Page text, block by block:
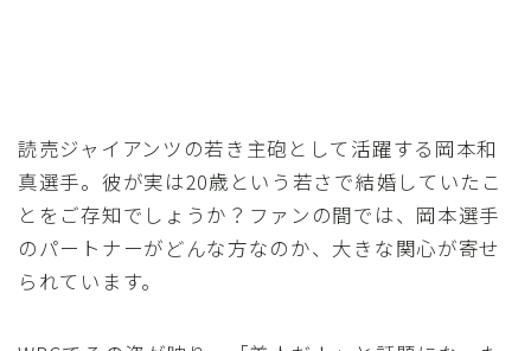
読売ジャイアンツの若き主砲として活躍する岡本和
真選手。彼が実は20歳という若さで結婚していたこ
とをご存知でしょうか？ファンの間では、岡本選手
のパートナーがどんな方なのか、大きな関心が寄せ
られています。